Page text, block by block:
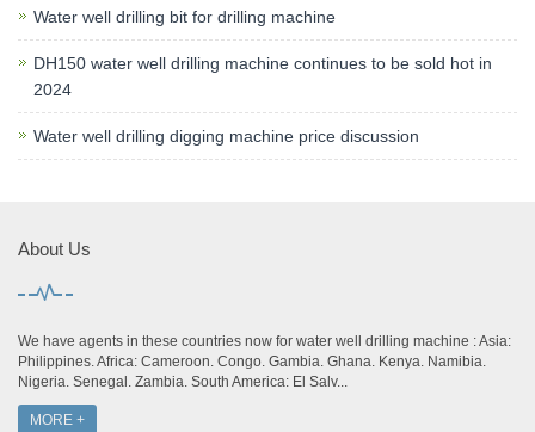
Water well drilling bit for drilling machine
DH150 water well drilling machine continues to be sold hot in
2024
Water well drilling digging machine price discussion
About Us
We have agents in these countries now for water well drilling machine : Asia:
Philippines. Africa: Cameroon. Congo. Gambia. Ghana. Kenya. Namibia.
Nigeria. Senegal. Zambia. South America: El Salv...
MORE +